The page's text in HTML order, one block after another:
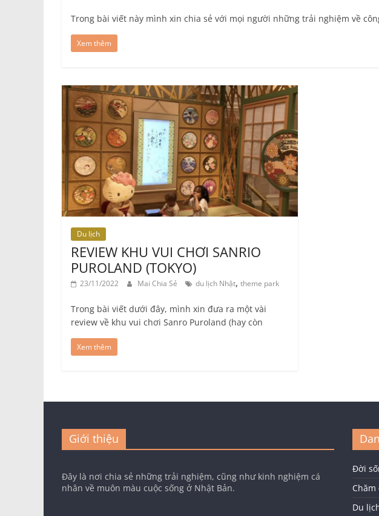
Trong bài viết này mình xin chia sẻ với mọi người những trải nghiệm về
Xem thêm
Du lịch
REVIEW KHU VUI CHƠI SANRIO
PUROLAND (TOKYO)
23/11/2022 Mai Chia Sẻ du lịch Nhật, theme park
Trong bài viết dưới đây, mình xin đưa ra một vài
review về khu vui chơi Sanro Puroland (hay còn
Xem thêm
Giới thiệu
Đây là nơi chia sẻ những trải nghiệm, cũng như kinh nghiệm cá
nhân về muôn màu cuộc sống ở Nhật Bản.
Đời
Chăm
Du